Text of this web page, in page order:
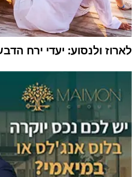
לארוז ולנסוע: יעדי ירח